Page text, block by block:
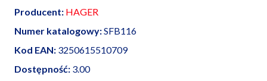
Producent: HAGER
Numer katalogowy:SFB116
Kod EAN: 3250615510709
Dostępność: 3.00